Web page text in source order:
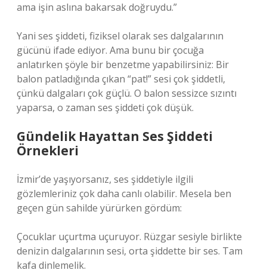
ama işin aslına bakarsak doğruydu.”
Yani ses şiddeti, fiziksel olarak ses dalgalarının
gücünü ifade ediyor. Ama bunu bir çocuğa
anlatırken şöyle bir benzetme yapabilirsiniz: Bir
balon patladığında çıkan “pat!” sesi çok şiddetli,
çünkü dalgaları çok güçlü. O balon sessizce sızıntı
yaparsa, o zaman ses şiddeti çok düşük.
Gündelik Hayattan Ses Şiddeti
Örnekleri
İzmir’de yaşıyorsanız, ses şiddetiyle ilgili
gözlemleriniz çok daha canlı olabilir. Mesela ben
geçen gün sahilde yürürken gördüm:
Çocuklar uçurtma uçuruyor. Rüzgar sesiyle birlikte
denizin dalgalarının sesi, orta şiddette bir ses. Tam
kafa dinlemelik.